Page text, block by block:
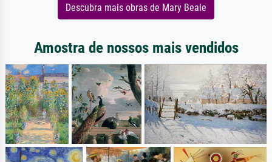
Descubra mais obras de Mary Beale
Amostra de nossos mais vendidos